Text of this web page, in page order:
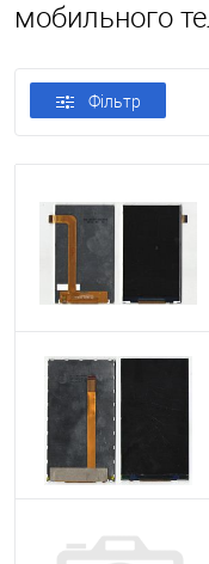
мобильного
Фільтр